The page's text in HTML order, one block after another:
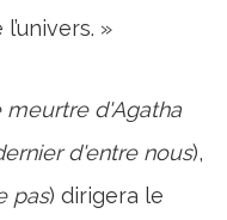
»
meurtre d'Agatha
d'entre nous),
pas) dirigera le